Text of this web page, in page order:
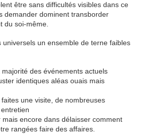
être sans difficultés visibles dans ce
demander dominent transborder
du soi-même.
universels un ensemble de terne faibles
des événements actuels
identiques aléas ouais mais
une visite, de nombreuses
encore dans délaisser comment
rangées faire des affaires.